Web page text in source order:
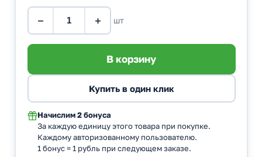
− + шт
Начислим 2 бонуса
За каждую единицу этого товара при покупке.
Каждому авторизованному пользователю.
1 бонус = 1 рубль при следующем заказе.